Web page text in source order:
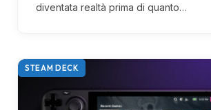
diventata realtà prima di quanto…
STEAM DECK